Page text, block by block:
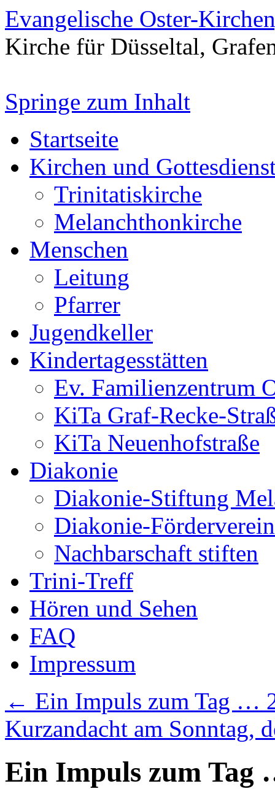
Evangelische Oster-
Kirche für Düsseltal,
Springe zum Inhalt
Startseite
Kirchen und
Trinitatiskirche
Melanchthonkirche
Menschen
Leitung
Pfarrer
Jugendkeller
Kindertagesstätten
Ev. Familienzentrum
KiTa Graf-Recke-
KiTa Neuenhofstraße
Diakonie
Diakonie-Stiftung
Diakonie-
Nachbarschaft stiften
Trini-Treff
Hören und Sehen
FAQ
Impressum
← Ein Impuls zum Tag …
Kurzandacht am Sonntag,
Ein Impuls zum Tag